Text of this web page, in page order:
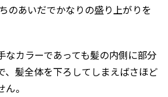
のあいだでかなりの盛り上がりを
なカラーであっても髪の内側に部分
、髪全体を下ろしてしまえばさほど
。